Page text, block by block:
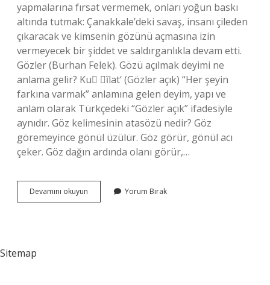
yapmalarına fırsat vermemek, onları yoğun baskı
altında tutmak: Çanakkale’deki savaş, insanı çileden
çıkaracak ve kimsenin gözünü açmasına izin
vermeyecek bir şiddet ve saldırganlıkla devam etti.
Gözler (Burhan Felek). Gözü açılmak deyimi ne
anlama gelir? Ku ĭlat‘ (Gözler açık) “Her şeyin
farkına varmak” anlamına gelen deyim, yapı ve
anlam olarak Türkçedeki “Gözler açık” ifadesiyle
aynıdır. Göz kelimesinin atasözü nedir? Göz
göremeyince gönül üzülür. Göz görür, gönül acı
çeker. Göz dağın ardında olanı görür,…
Devamını okuyun
Açtırmamak
Yorum Bırak
Sitemap